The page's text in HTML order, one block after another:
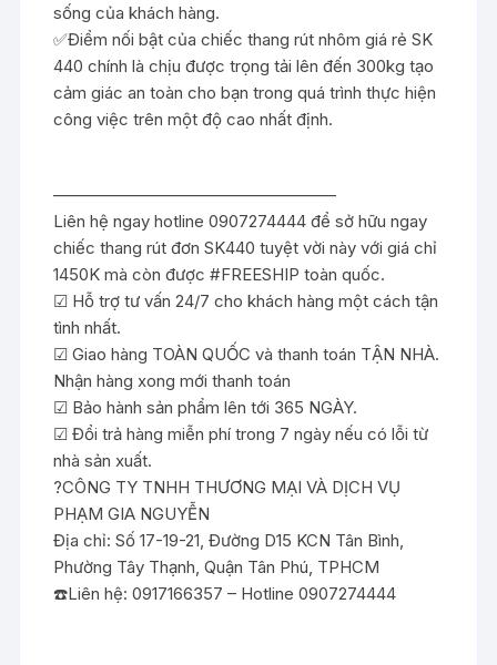
sống của khách hàng.
✅Điểm nối bật của chiếc thang rút nhôm giá rẻ SK
440 chính là chịu được trọng tải lên đến 300kg tạo
cảm giác an toàn cho bạn trong quá trình thực hiện
công việc trên một độ cao nhất định.
—————————————————
Liên hệ ngay hotline 0907274444 để sở hữu ngay
chiếc thang rút đơn SK440 tuyệt vời này với giá chỉ
1450K mà còn được#FREESHIP toàn quốc.
☑ Hỗ trợ tư vấn 24/7 cho khách hàng một cách tận
tình nhất.
☑ Giao hàng TOÀN QUỐC và thanh toán TẬN NHÀ.
Nhận hàng xong mới thanh toán
☑ Bảo hành sản phẩm lên tới 365 NGÀY.
☑ Đổi trả hàng miễn phí trong 7 ngày nếu có lỗi từ
nhà sản xuất.
?CÔNG TY TNHH THƯƠNG MẠI VÀ DỊCH VỤ
PHẠM GIA NGUYỄN
Địa chỉ: Số 17-19-21, Đường D15 KCN Tân Bình,
Phường Tây Thạnh, Quận Tân Phú, TPHCM
☎️Liên hệ: 0917166357 – Hotline 0907274444